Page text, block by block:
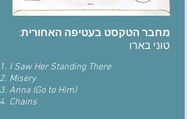
מחבר הטקסט בעטיפה האחורית:
טוני בארו
I Saw Her Standing There
Misery
Anna (Go to Him)
Chains